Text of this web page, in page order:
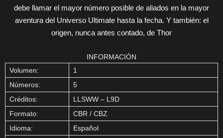
debe llamar el mayor número posible de aliados en la mayor
aventura del Universo Ultimate hasta la fecha. Y también: el
origen, nunca antes contado, de Thor
INFORMACIÓN
Volumen:
1
Números:
5
Créditos:
LLSWW – L9D
Formato:
CBR / CBZ
Idioma:
Español